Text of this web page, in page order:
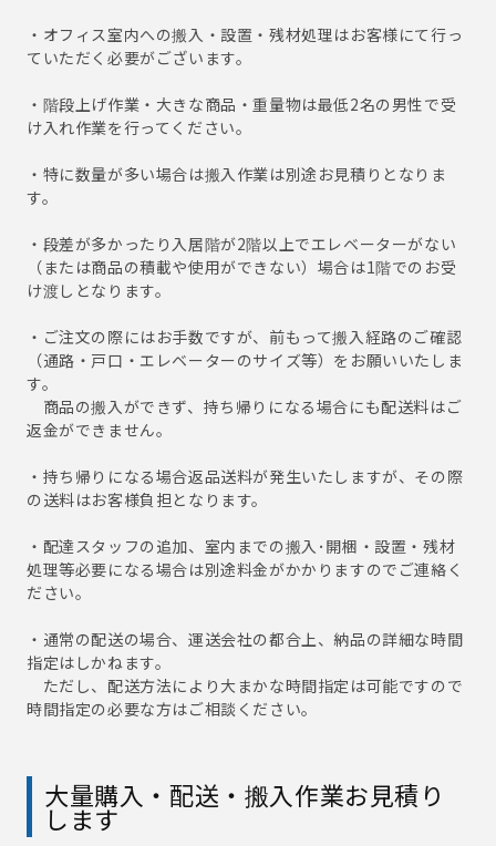
・オフィス室内への搬入・設置・残材処理はお客様にて行っ
ていただく必要がございます。
・階段上げ作業・大きな商品・重量物は最低2名の男性で受
け入れ作業を行ってください。
・特に数量が多い場合は搬入作業は別途お見積りとなりま
す。
・段差が多かったり入居階が2階以上でエレベーターがない
（または商品の積載や使用ができない）場合は1階でのお受
け渡しとなります。
・ご注文の際にはお手数ですが、前もって搬入経路のご確認
（通路・戸口・エレベーターのサイズ等）をお願いいたしま
す。
商品の搬入ができず、持ち帰りになる場合にも配送料はご
返金ができません。
・持ち帰りになる場合返品送料が発生いたしますが、その際
の送料はお客様負担となります。
・配達スタッフの追加、室内までの搬入･開梱・設置・残材
処理等必要になる場合は別途料金がかかりますのでご連絡く
ださい。
・通常の配送の場合、運送会社の都合上、納品の詳細な時間
指定はしかねます。
ただし、配送方法により大まかな時間指定は可能ですので
時間指定の必要な方はご相談ください。
大量購入・配送・搬入作業お見積り
します